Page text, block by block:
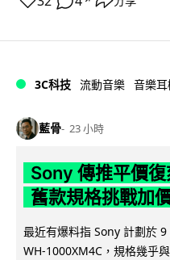
3C科技 流動音樂 音樂
藍骨 23 小時
Sony 傳推平價
舊款規格挑戰加
最近有爆料指 Sony 計劃於
WH-1000XM4C，規格幾乎